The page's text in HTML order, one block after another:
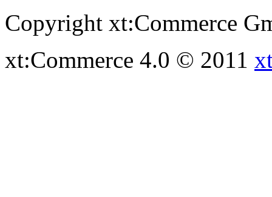
Copyright xt:Commerce
xt:Commerce 4.0 © 2011